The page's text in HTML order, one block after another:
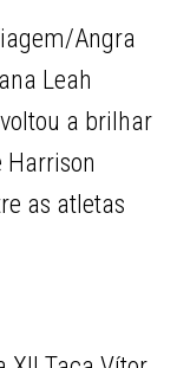
Angra
Leah
a brilhar
Harrison
as atletas